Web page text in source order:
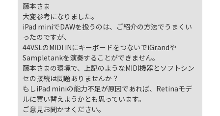
藤本さま
大変参考になりました。
iPad miniでDAWを扱うのは、ご紹介の方法でうまくい
ったのですが、
44VSLのMIDI INにキーボードをつないでiGrandや
Sampletankを演奏することができません。
藤本さまの環境で、上記のようなMIDI機器とソフトシン
セの接続は問題ありませんか？
もしiPad miniの能力不足が原因であれば、Retinaモデ
ルに買い替えようかとも思っています。
ご意見お聞かせください。